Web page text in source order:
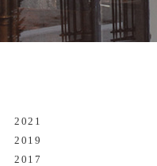
2021
2019
2017